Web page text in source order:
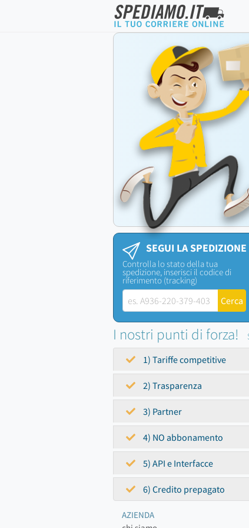
SEGUI LA SPEDIZIONE
Controlla lo stato della tua
spedizione, inserisci il codice di
riferimento (tracking)
I nostri punti di forza!
1) Tariffe competitive
2) Trasparenza
3) Partner
4) NO abbonamento
5) API e Interfacce
6) Credito prepagato
AZIENDA